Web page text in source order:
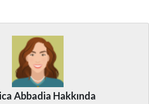
Abbadia Hakkında